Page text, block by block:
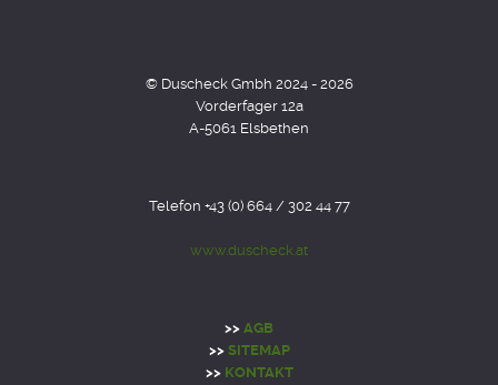
© Duscheck Gmbh 2024 - 2026
Vorderfager 12a
A-5061 Elsbethen
Telefon +43 (0) 664 / 302 44 77
www.duscheck.at
>> AGB
>> SITEMAP
>> KONTAKT